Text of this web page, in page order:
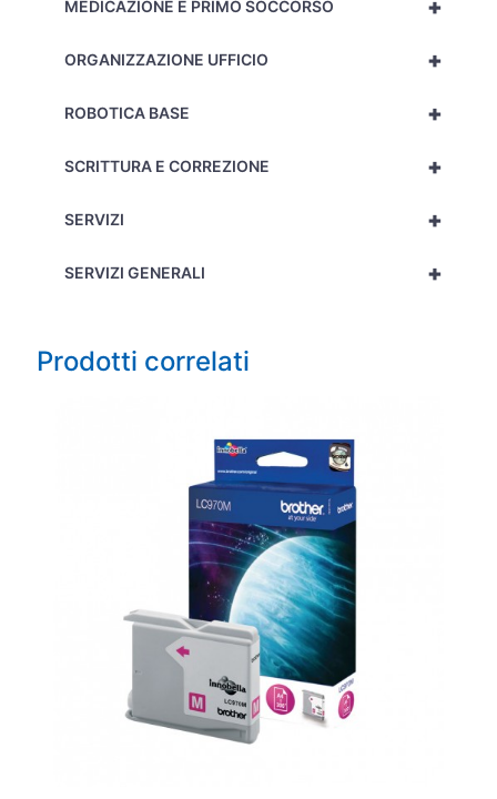
+
MEDICAZIONE E PRIMO SOCCORSO
+
ORGANIZZAZIONE UFFICIO
+
ROBOTICA BASE
+
SCRITTURA E CORREZIONE
+
SERVIZI
+
SERVIZI GENERALI
Prodotti correlati